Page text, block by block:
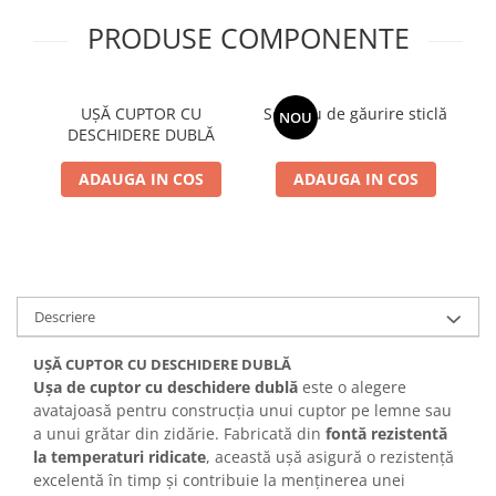
STICLĂ TERMOREZISTENTĂ
TRUSE SI ACCESORII PROFESIONALE
DE CURATARE HORN
UZ GOSPODĂRESC
ȘEMINEE ȘI ÎNCĂLZITOARE DE
TERASĂ
PRODUSE COMPONENTE
UȘĂ CUPTOR CU
DESCHIDERE DUBLĂ
ADAUGA IN COS
NOU
Serviciu de găurire sticlă
ADAUGA IN COS
Descriere
UȘĂ CUPTOR CU DESCHIDERE DUBLĂ
Ușa de cuptor cu deschidere dublă este o alegere
avatajoasă pentru construcția unui cuptor pe lemne sau
a unui grătar din zidărie. Fabricată din fontă rezistentă
la temperaturi ridicate, această ușă asigură o rezistență
excelentă în timp și contribuie la menținerea unei